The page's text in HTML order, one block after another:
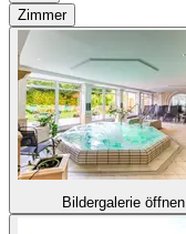
Zimmer
Bildergalerie öffnen